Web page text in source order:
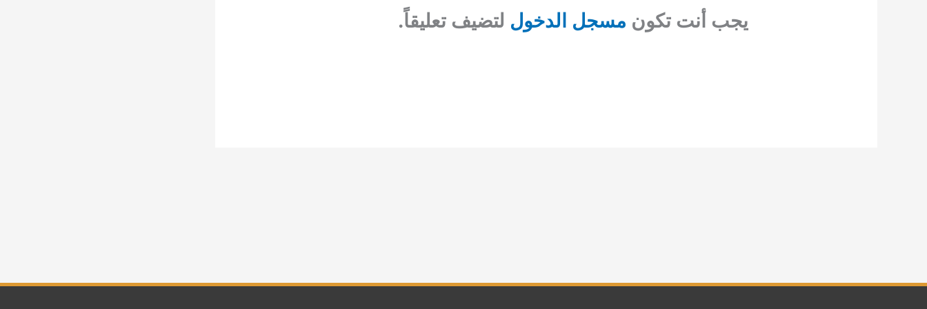
يجب أنت تكون مسجل الدخول لتضيف تعليقاً.